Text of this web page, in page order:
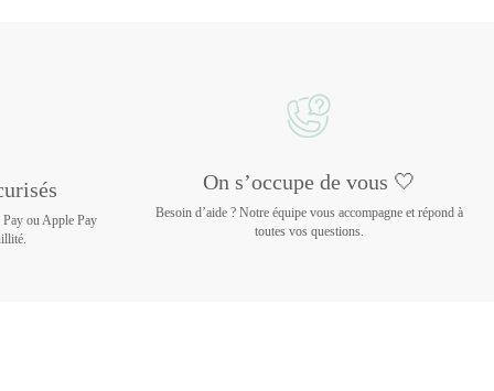
ou Apple Pay
On s’occupe de vous 🤍
Besoin d’aide ? Notre équipe vous accompagne et répond à
toutes vos questions.